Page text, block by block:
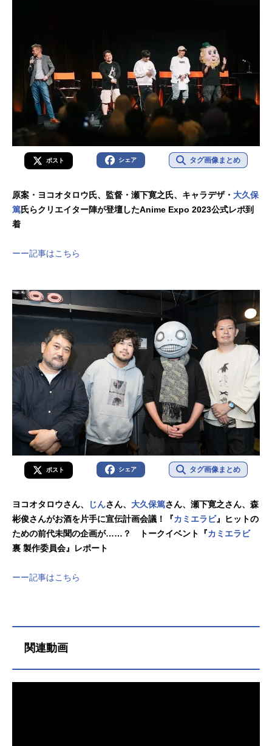
ポスト シェア タグ画像まとめ
原案・ヨコオタロウ氏、監督・瀬下寛之氏、キャラデザ・ 大久保
篤氏らクリエイター陣が登壇したAnime Expo 2023公式レポ到
着
ーー記事はこちら
ポスト シェア タグ画像まとめ
ヨコオタロウさん、 じんさん、 大久保篤さん、瀬下寛之さん、森
彬俊さんがお酒を片手に宣伝計画会議！『カミエラビ』ヒットの
ための前代未聞の企画が……？ トークイベント『カミエラビ
裏 製作委員会』レポート
ーー記事はこちら
関連動画